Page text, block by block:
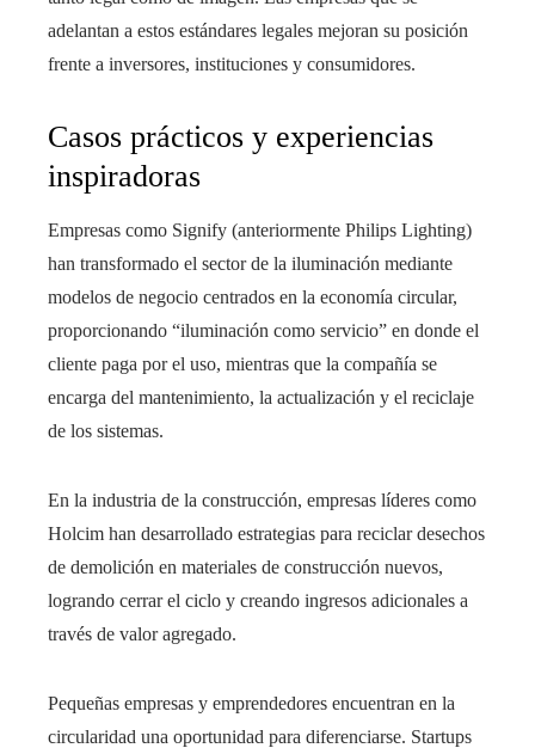
adelantan a estos estándares legales mejoran su posición
frente a inversores, instituciones y consumidores.
Casos prácticos y experiencias
inspiradoras
Empresas como Signify (anteriormente Philips Lighting)
han transformado el sector de la iluminación mediante
modelos de negocio centrados en la economía circular,
proporcionando “iluminación como servicio” en donde el
cliente paga por el uso, mientras que la compañía se
encarga del mantenimiento, la actualización y el reciclaje
de los sistemas.
En la industria de la construcción, empresas líderes como
Holcim han desarrollado estrategias para reciclar desechos
de demolición en materiales de construcción nuevos,
logrando cerrar el ciclo y creando ingresos adicionales a
través de valor agregado.
Pequeñas empresas y emprendedores encuentran en la
circularidad una oportunidad para diferenciarse. Startups